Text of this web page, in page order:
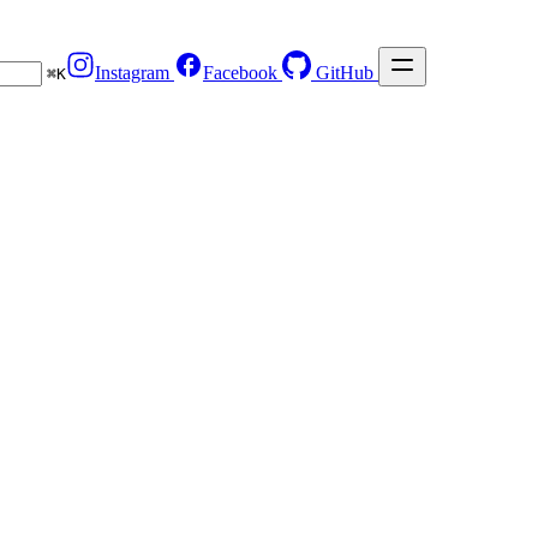
⌘K Instagram Facebook GitHub